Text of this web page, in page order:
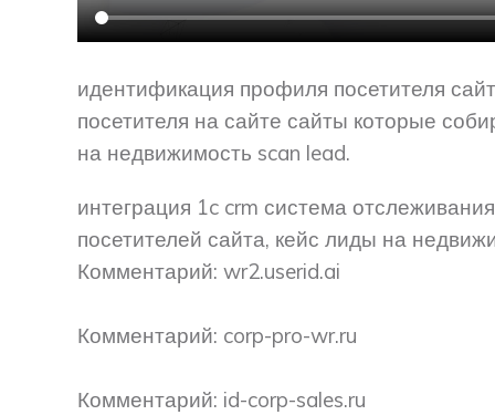
идентификация профиля посетителя
посетителя на сайте сайты которые
на недвижимость scan lead.
интеграция 1c crm система
посетителей сайта, кейс лиды на
Комментарий: wr2.userid.ai
Комментарий: corp-pro-wr.ru
Комментарий: id-corp-sales.ru